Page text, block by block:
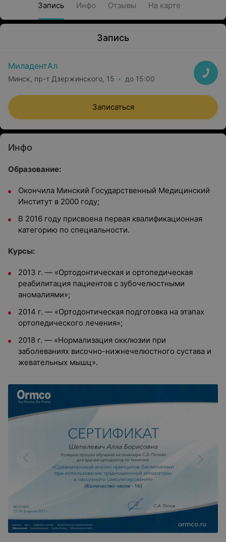
Запись Инфо Отзывы На карте
Запись
МиладентАл
Минск, пр-т Дзержинского, 15 до 15:00
Записаться
Инфо
Образование:
Окончила Минский Государственный Медицинский
Институт в 2000 году;
В 2016 году присвоена первая квалификационная
категорию по специальности.
Курсы:
2013 г. — «Ортодонтическая и ортопедическая
реабилитация пациентов с зубочелюстными
аномалиями»;
2014 г. — «Ортодонтическая подготовка на этапах
ортопедического лечения»;
2018 г. — «Нормализация окклюзии при
заболеваниях височно-нижнечелюстного сустава и
жевательных мышц».